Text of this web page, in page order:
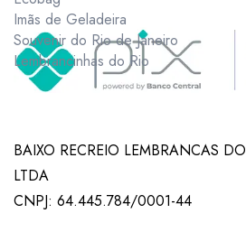
Imãs de Geladeira
Souvenir do Rio de Janeiro
Lembrancinhas do Rio
BAIXO RECREIO LEMBRANCAS
LTDA
CNPJ: 64.445.784/0001-44